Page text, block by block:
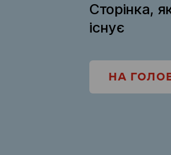
Сторінка,
існує
НА